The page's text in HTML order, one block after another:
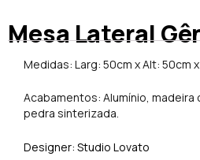
Mesa Lateral
Medidas: Larg: 50cm x Alt: 50cm
Acabamentos: Alumínio, madeira
pedra sinterizada.
Designer: Studio Lovato